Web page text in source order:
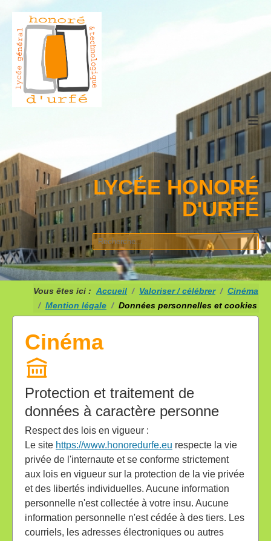
≡
LYCÉE HONORÉ
D'URFÉ
Vous êtes ici : Accueil Valoriser / célébrer
Cinéma
Mention légale
Données personnelles et cookies
Cinéma
Protection et traitement de
données à caractère personne
Respect des lois en vigueur :
Le site https://www.honoredurfe.eu respecte la vie
privée de l'internaute et se conforme strictement
aux lois en vigueur sur la protection de la vie privée
et des libertés individuelles. Aucune information
personnelle n'est collectée à votre insu. Aucune
information personnelle n'est cédée à des tiers. Les
courriels, les adresses électroniques ou autres